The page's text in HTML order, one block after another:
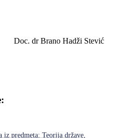
godine
Doc. dr Brano Hadži Stević
predmeta: Teorija države,